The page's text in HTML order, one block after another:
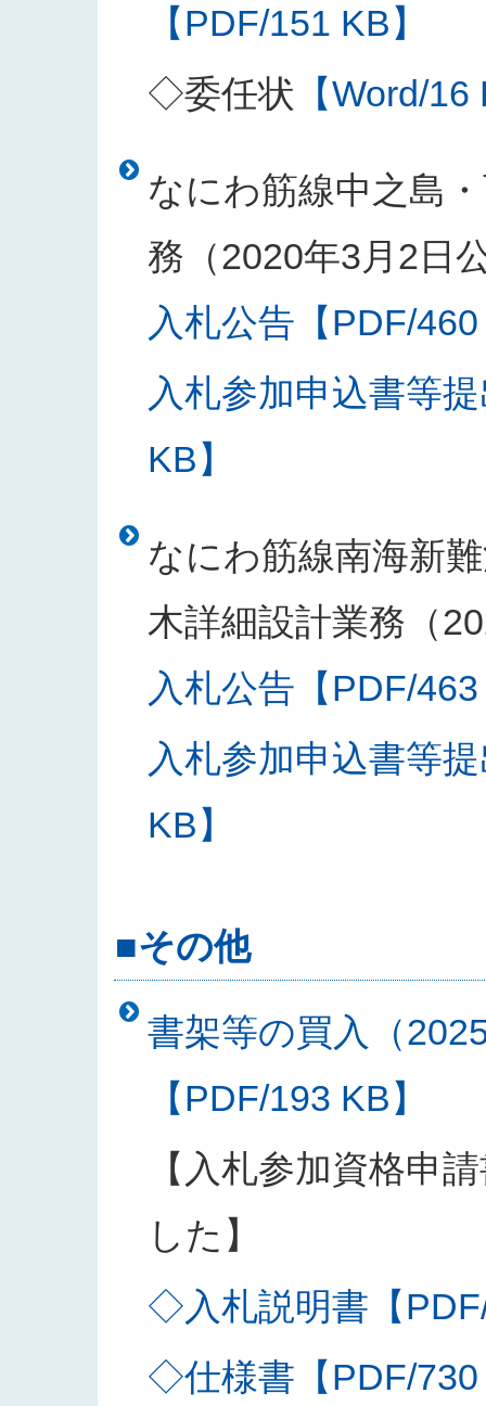
【PDF/151 KB】
◇委任状 【Word/
なにわ筋線中之島
務（2020年3月2日
入札公告【PDF/
入札参加申込書等
KB】
なにわ筋線南海新
木詳細設計業務（
入札公告【PDF/
入札参加申込書等
KB】
■その他
書架等の買入（
【PDF/193 KB】
【入札参加資格申
した】
◇入札説明書【
◇仕様書【PDF/730